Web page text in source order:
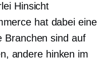
Hinsicht
hat dabei eine
Branchen sind auf
andere hinken im